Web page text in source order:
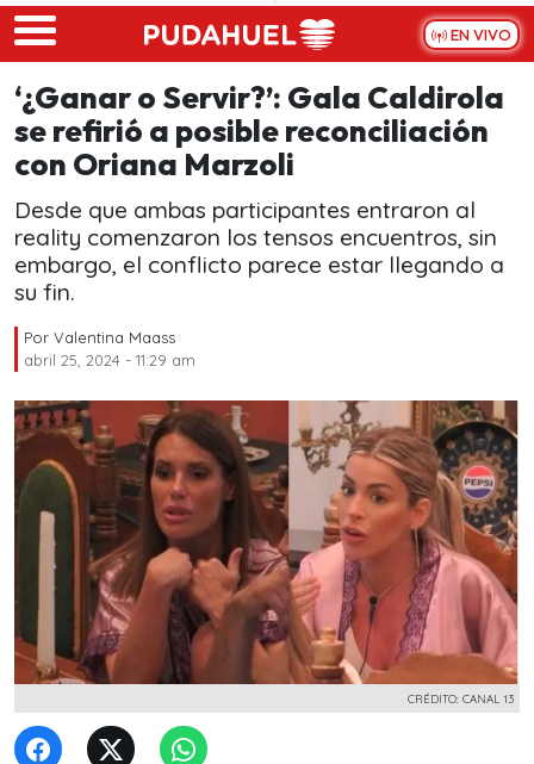
Skip to main content
EN VIVO
‘¿Ganar o Servir?’: Gala Caldirola
se refirió a posible reconciliación
con Oriana Marzoli
Desde que ambas participantes entraron al
reality comenzaron los tensos encuentros, sin
embargo, el conflicto parece estar llegando a
su fin.
Por Valentina Maass
abril 25, 2024 - 11:29 am
CRÉDITO: CANAL 13